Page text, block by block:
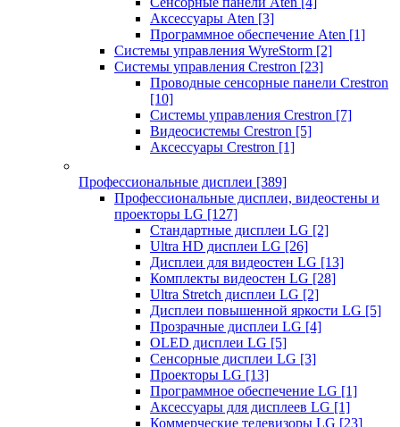
Аксессуары Aten [3]
Программное обеспечение Aten [1]
Системы управления WyreStorm [2]
Системы управления Crestron [23]
Проводные сенсорные панели Crestron
[10]
Системы управления Crestron [7]
Видеосистемы Crestron [5]
Аксессуары Crestron [1]
Профессиональные дисплеи [389]
Профессиональные дисплеи, видеостены и
проекторы LG [127]
Стандартные дисплеи LG [2]
Ultra HD дисплеи LG [26]
Дисплеи для видеостен LG [13]
Комплекты видеостен LG [28]
Ultra Stretch дисплеи LG [2]
Дисплеи повышенной яркости LG [5]
Прозрачные дисплеи LG [4]
OLED дисплеи LG [5]
Сенсорные дисплеи LG [3]
Проекторы LG [13]
Программное обеспечение LG [1]
Аксессуары для дисплеев LG [1]
Коммерческие телевизоры LG [23]